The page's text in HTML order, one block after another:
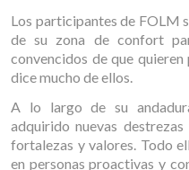
Los participantes de FOLM
de su zona de confort
convencidos de que
dice mucho de ellos.
A lo largo de su
adquirido nuevas
fortalezas y valores. Todo
en personas proactivas y